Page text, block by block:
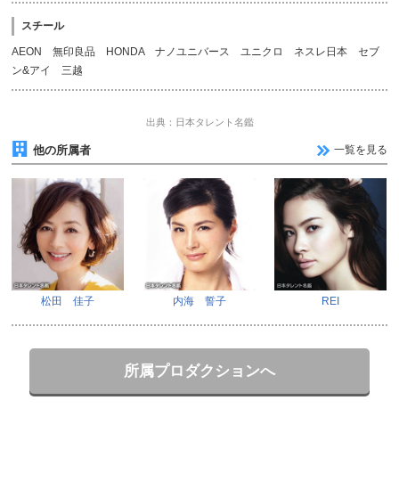
スチール
AEON 無印良品 HONDA ナノユニバース ユニクロ ネスレ日本 セブ
ン&アイ 三越
出典：日本タレント名鑑
他の所属者 一覧を見る
松田 佳子 内海 誓子 REI
所属プロダクションへ